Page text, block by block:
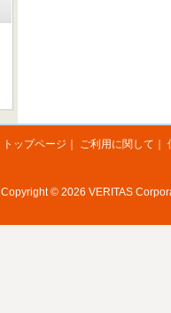
トップページ ご利用に関して
Copyright © 2026 VERITAS